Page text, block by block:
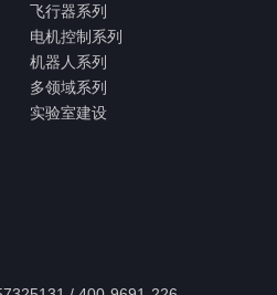
飞行器系列
电机控制系列
机器人系列
多领域系列
实验室建设